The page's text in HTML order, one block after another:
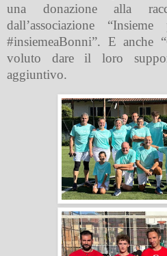
una donazione alla
dall’associazione
#insiemeaBonni”. E anche
voluto dare il loro
aggiuntivo.